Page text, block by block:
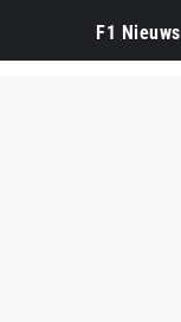
F1 Nieuws